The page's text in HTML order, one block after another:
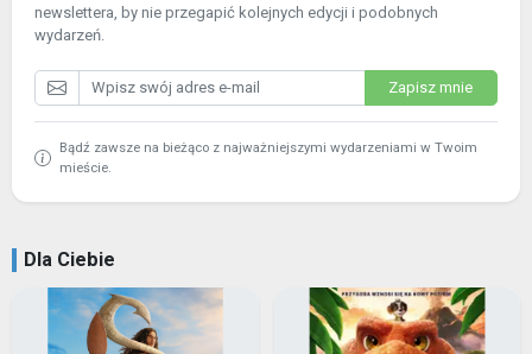
newslettera, by nie przegapić kolejnych edycji i podobnych
wydarzeń.
Zapisz mnie
Bądź zawsze na bieżąco z najważniejszymi wydarzeniami w Twoim
mieście.
Dla Ciebie